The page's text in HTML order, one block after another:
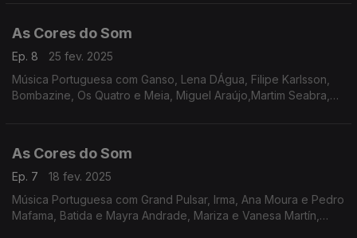
As Cores do Som
Ep. 8
25 fev. 2025
Música Portuguesa com Ganso, Lena DÁgua, Filipe Karlsson,
Bombazine, Os Quatro e Meia, Miguel Araújo,Martim Seabra,
As Cores do Som
Ep. 7
18 fev. 2025
Música Portuguesa com Grand Pulsar, Irma, Ana Moura e Pedro
Mafama, Batida e Mayra Andrade, Mariza e Vanesa Martín,